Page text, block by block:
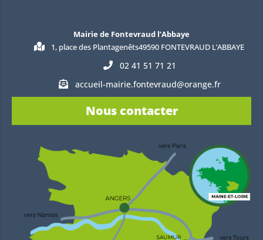
Mairie de Fontevraud l’Abbaye
1, place des Plantagenêts49590 FONTEVRAUD L’ABBAYE
02 41 51 71 21
accueil-mairie.fontevraud@orange.fr
Nous contacter